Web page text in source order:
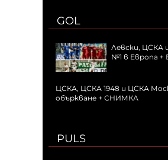
GOL
Левски, ЦСКА
№1 в Европа
ЦСКА, ЦСКА 1948 и ЦСКА
объркване + СНИМКА
PULS